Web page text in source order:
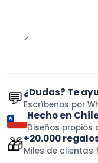
💬¿Dudas? Te
Escríbenos por
Hecho en
Diseños propios
🎁+20.000
Miles de clientas